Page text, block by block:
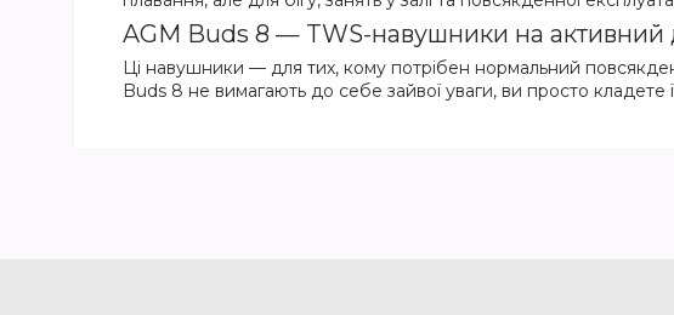
AGM Buds 8 — TWS-навушники на активний
Ці навушники — для тих, кому потрібен нормальний
Buds 8 не вимагають до себе зайвої уваги, ви просто